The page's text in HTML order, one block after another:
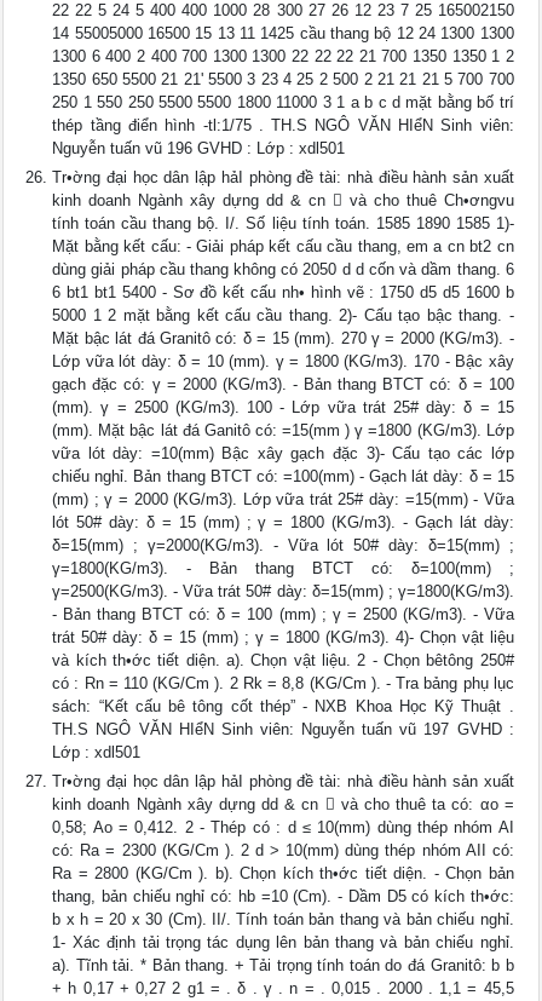
22 22 5 24 5 400 400 1000 28 300 27 26 12 23 7 25 165002150
14 55005000 16500 15 13 11 1425 cầu thang bộ 12 24 1300 1300
1300 6 400 2 400 700 1300 1300 22 22 22 21 700 1350 1350 1 2
1350 650 5500 21 21' 5500 3 23 4 25 2 500 2 21 21 21 5 700 700
250 1 550 250 5500 5500 1800 11000 3 1 a b c d mặt bằng bố trí
thép tầng điển hình -tl:1/75 . TH.S NGÔ VĂN HIểN Sinh viên:
Nguyễn tuấn vũ 196 GVHD : Lớp : xdl501
Tr•ờng đại học dân lập hảI phòng đề tài: nhà điều hành sản xuất
kinh doanh Ngành xây dựng dd & cn  và cho thuê Ch•ơngvu
tính toán cầu thang bộ. I/. Số liệu tính toán. 1585 1890 1585 1)-
Mặt bằng kết cấu: - Giải pháp kết cấu cầu thang, em a cn bt2 cn
dùng giải pháp cầu thang không có 2050 d d cốn và dầm thang. 6
6 bt1 bt1 5400 - Sơ đồ kết cấu nh• hình vẽ : 1750 d5 d5 1600 b
5000 1 2 mặt bằng kết cấu cầu thang. 2)- Cấu tạo bậc thang. -
Mặt bậc lát đá Granitô có: δ = 15 (mm). 270 γ = 2000 (KG/m3). -
Lớp vữa lót dày: δ = 10 (mm). γ = 1800 (KG/m3). 170 - Bậc xây
gạch đặc có: γ = 2000 (KG/m3). - Bản thang BTCT có: δ = 100
(mm). γ = 2500 (KG/m3). 100 - Lớp vữa trát 25# dày: δ = 15
(mm). Mặt bậc lát đá Ganitô có: =15(mm ) γ =1800 (KG/m3). Lớp
vữa lót dày: =10(mm) Bậc xây gạch đặc 3)- Cấu tạo các lớp
chiếu nghỉ. Bản thang BTCT có: =100(mm) - Gạch lát dày: δ = 15
(mm) ; γ = 2000 (KG/m3). Lớp vữa trát 25# dày: =15(mm) - Vữa
lót 50# dày: δ = 15 (mm) ; γ = 1800 (KG/m3). - Gạch lát dày:
δ=15(mm) ; γ=2000(KG/m3). - Vữa lót 50# dày: δ=15(mm) ;
γ=1800(KG/m3). - Bản thang BTCT có: δ=100(mm) ;
γ=2500(KG/m3). - Vữa trát 50# dày: δ=15(mm) ; γ=1800(KG/m3).
- Bản thang BTCT có: δ = 100 (mm) ; γ = 2500 (KG/m3). - Vữa
trát 50# dày: δ = 15 (mm) ; γ = 1800 (KG/m3). 4)- Chọn vật liệu
và kích th•ớc tiết diện. a). Chọn vật liệu. 2 - Chọn bêtông 250#
có : Rn = 110 (KG/Cm ). 2 Rk = 8,8 (KG/Cm ). - Tra bảng phụ lục
sách: “Kết cấu bê tông cốt thép” - NXB Khoa Học Kỹ Thuật .
TH.S NGÔ VĂN HIểN Sinh viên: Nguyễn tuấn vũ 197 GVHD :
Lớp : xdl501
Tr•ờng đại học dân lập hảI phòng đề tài: nhà điều hành sản xuất
kinh doanh Ngành xây dựng dd & cn  và cho thuê ta có: αo =
0,58; Ao = 0,412. 2 - Thép có : d ≤ 10(mm) dùng thép nhóm AI
có: Ra = 2300 (KG/Cm ). 2 d > 10(mm) dùng thép nhóm AII có:
Ra = 2800 (KG/Cm ). b). Chọn kích th•ớc tiết diện. - Chọn bản
thang, bản chiếu nghỉ có: hb =10 (Cm). - Dầm D5 có kích th•ớc:
b x h = 20 x 30 (Cm). II/. Tính toán bản thang và bản chiếu nghỉ.
1- Xác định tải trọng tác dụng lên bản thang và bản chiếu nghỉ.
a). Tĩnh tải. * Bản thang. + Tải trọng tính toán do đá Granitô: b b
+ h 0,17 + 0,27 2 g1 = . δ . γ . n = . 0,015 . 2000 . 1,1 = 45,5